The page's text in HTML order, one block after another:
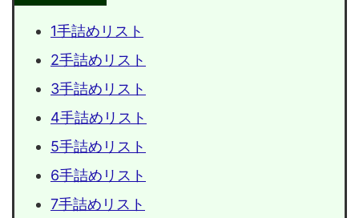
1手詰めリスト
2手詰めリスト
3手詰めリスト
4手詰めリスト
5手詰めリスト
6手詰めリスト
7手詰めリスト